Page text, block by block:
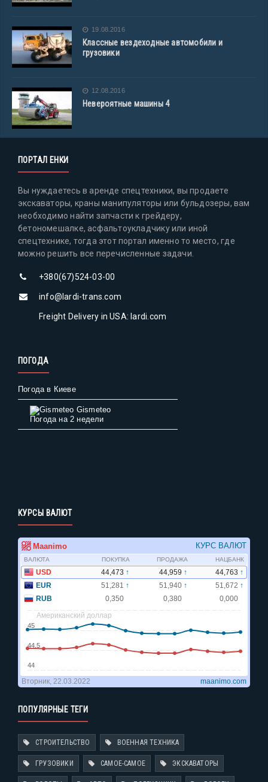
19.08.2016
Классные вездеходные автомобили и
грузовики
12.08.2016
Невероятные машины 4
ПОРТАЛ ЕНКИ
Вы нуждаетесь в аренде спецтехники, вы продаете
экскаваторы, краны манипуляторы или бульдозеры, вам
необходимо найти запчасти к грейдеру,
бетономешалке, асфальтоукладчику или иной
спецтехнике, тогда этот портал именно то место, где
можно решить все перечисленные задачи.
+380(67)524-03-00
info@lardi-trans.com
Freight Delivery in USA: lardi.com
ПОГОДА
Погода в Киеве
Gismeteo
Погода на 2 недели
КУРСЫ ВАЛЮТ
ПОПУЛЯРНЫЕ ТЕГИ
СТРОИТЕЛЬСТВО ВОЕННАЯ ТЕХНИКА
ГРУЗОВИКИ САМОЕ-САМОЕ ЭКСКАВАТОРЫ